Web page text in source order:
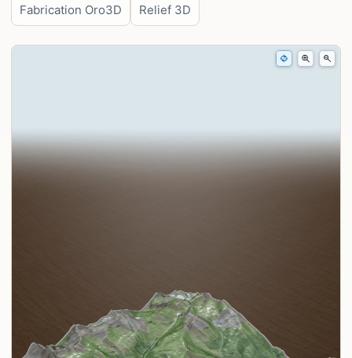
Fabrication Oro3D Relief 3D